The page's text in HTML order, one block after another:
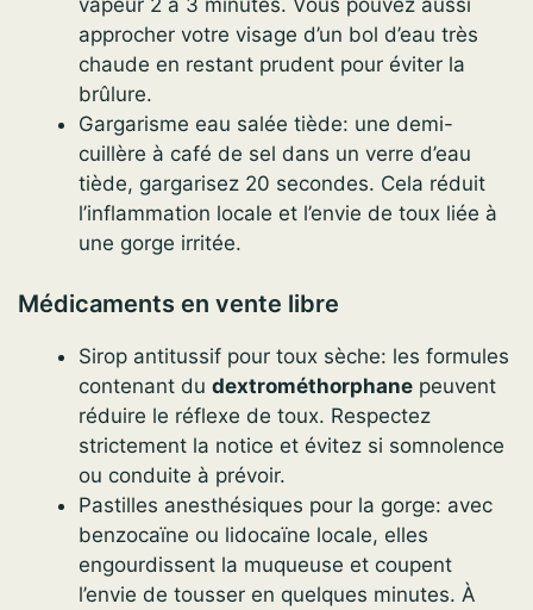
vapeur 2 à 3 minutes. Vous pouvez aussi
approcher votre visage d’un bol d’eau très
chaude en restant prudent pour éviter la
brûlure.
Gargarisme eau salée tiède: une demi-
cuillère à café de sel dans un verre d’eau
tiède, gargarisez 20 secondes. Cela réduit
l’inflammation locale et l’envie de toux liée à
une gorge irritée.
Médicaments en vente libre
Sirop antitussif pour toux sèche: les formules
contenant du dextrométhorphane peuvent
réduire le réflexe de toux. Respectez
strictement la notice et évitez si somnolence
ou conduite à prévoir.
Pastilles anesthésiques pour la gorge: avec
benzocaïne ou lidocaïne locale, elles
engourdissent la muqueuse et coupent
l’envie de tousser en quelques minutes. À